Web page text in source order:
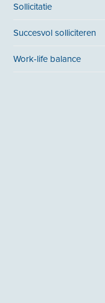
Sollicitatie
Succesvol solliciteren
Work-life balance